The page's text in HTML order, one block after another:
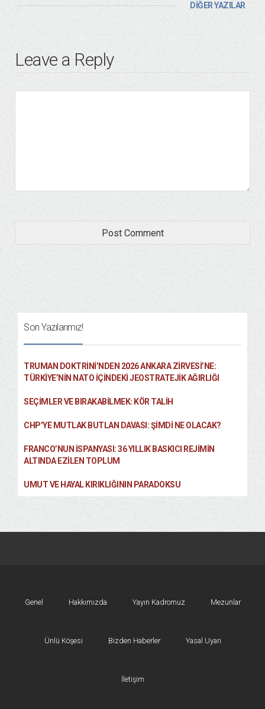
DİĞER YAZILAR
Leave a Reply
Son Yazılarımız!
TRUMAN DOKTRINI’NDEN 2026 ANKARA ZIRVESI’NE:
TÜRKIYE’NIN NATO İÇINDEKI JEOSTRATEJIK AĞIRLIĞI
SEÇIMLER VE BIRAKABILMEK: KÖR TALIH
CHP’YE MUTLAK BUTLAN DAVASI: ŞİMDİ NE OLACAK?
FRANCO’NUN İSPANYASI: 36 YILLIK BASKICI REJIMIN
ALTINDA EZILEN TOPLUM
UMUT VE HAYAL KIRIKLIĞININ PARADOKSU
Genel Hakkımızda Yayın Kadromuz Mezunlar
Ünlü Köşesi Bizden Haberler Yasal Uyarı
İletişim